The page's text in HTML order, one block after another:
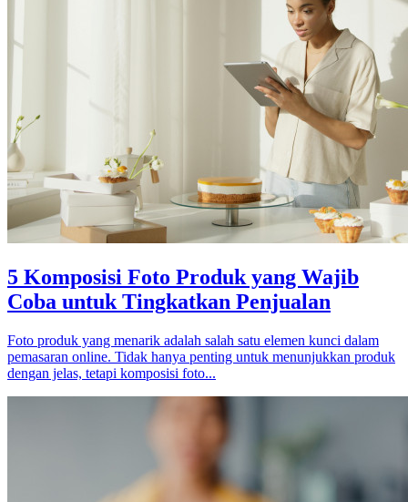
5 Komposisi Foto Produk yang Wajib
Coba untuk Tingkatkan Penjualan
Foto produk yang menarik adalah salah satu elemen kunci dalam
pemasaran online. Tidak hanya penting untuk menunjukkan produk
dengan jelas, tetapi komposisi foto...